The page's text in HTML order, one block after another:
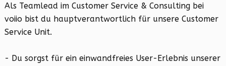
Als Teamlead im Customer Service & Consulting bei
voiio bist du hauptverantwortlich für unsere Customer
Service Unit.
- Du sorgst für ein einwandfreies User-Erlebnis unserer